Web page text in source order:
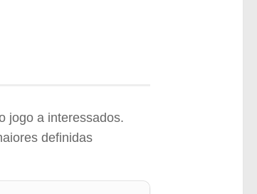
jogo a interessados.
definidas